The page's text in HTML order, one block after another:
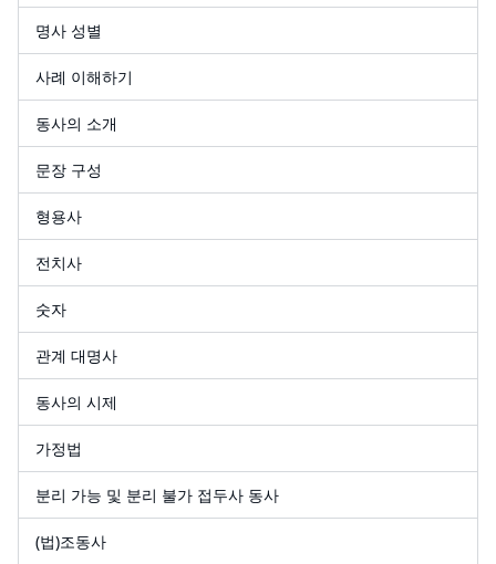
명사 성별
사례 이해하기
동사의 소개
문장 구성
형용사
전치사
숫자
관계 대명사
동사의 시제
가정법
분리 가능 및 분리 불가 접두사 동사
(법)조동사